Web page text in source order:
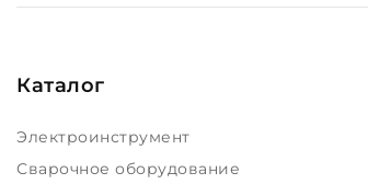
Каталог
Электроинструмент
Сварочное оборудование